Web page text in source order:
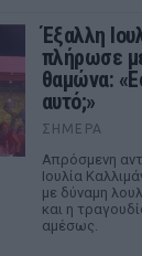
Έξαλλη
πλήρωσε
θαμώνα:
αυτό;»
ΣΉΜΕΡΑ
Απρόσμενη
Ιουλία
με δύναμη
και η
αμέσως.